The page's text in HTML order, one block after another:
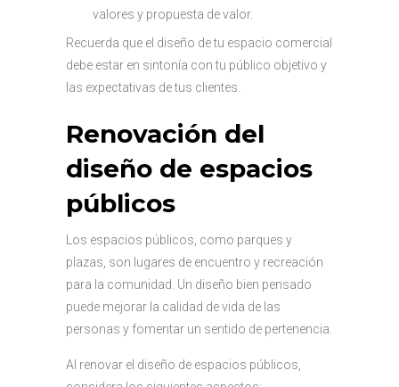
valores y propuesta de valor.
Recuerda que el diseño de tu espacio comercial
debe estar en sintonía con tu público objetivo y
las expectativas de tus clientes.
Renovación del
diseño de espacios
públicos
Los espacios públicos, como parques y
plazas, son lugares de encuentro y recreación
para la comunidad. Un diseño bien pensado
puede mejorar la calidad de vida de las
personas y fomentar un sentido de pertenencia.
Al renovar el diseño de espacios públicos,